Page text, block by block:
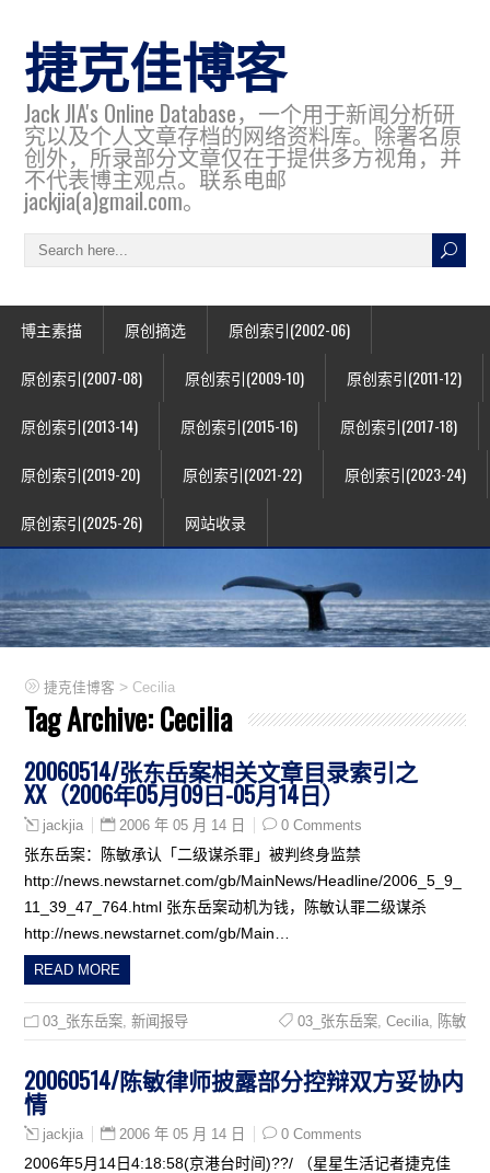
捷克佳博客
Jack JIA's Online Database，一个用于新闻分析研
究以及个人文章存档的网络资料库。除署名原
创外，所录部分文章仅在于提供多方视角，并
不代表博主观点。联系电邮
jackjia(a)gmail.com。
博主素描 原创摘选 原创索引(2002-06)
原创索引(2007-08) 原创索引(2009-10) 原创索引(2011-12)
原创索引(2013-14) 原创索引(2015-16) 原创索引(2017-18)
原创索引(2019-20) 原创索引(2021-22) 原创索引(2023-24)
原创索引(2025-26) 网站收录
捷克佳博客 > Cecilia
Tag Archive:Cecilia
20060514/张东岳案相关文章目录索引之
XX（2006年05月09日-05月14日）
jackjia 2006 年 05 月 14 日 0 Comments
张东岳案：陈敏承认「二级谋杀罪」被判终身监禁
http://news.newstarnet.com/gb/MainNews/Headline/2006_5_9_
11_39_47_764.html 张东岳案动机为钱，陈敏认罪二级谋杀
http://news.newstarnet.com/gb/Main…
READ MORE
03_张东岳案 ,新闻报导 03_张东岳案, Cecilia, 陈敏
20060514/陈敏律师披露部分控辩双方妥协内
情
jackjia 2006 年 05 月 14 日 0 Comments
2006年5月14日4:18:58(京港台时间)??/ （星星生活记者捷克佳